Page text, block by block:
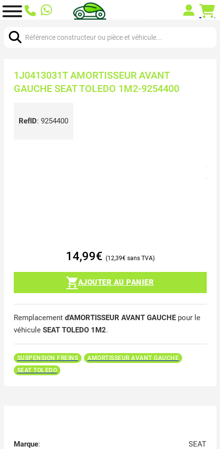
1J0413031T AMORTISSEUR AVANT
GAUCHE SEAT TOLEDO 1M2-9254400
RefID: 9254400
14,99€ 12,39€
AJOUTER AU PANIER
Remplacement d'AMORTISSEUR AVANT GAUCHEpour le
véhicule SEAT TOLEDO 1M2.
SUSPENSION FREINS
AMORTISSEUR AVANT GAUCHE
SEAT TOLEDO
Marque:
SEAT